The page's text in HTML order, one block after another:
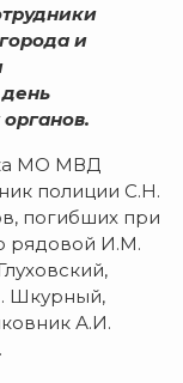
и
МО МВД
полиции С.Н.
погибших при
рядовой И.М.
Шкурный,
А.И.